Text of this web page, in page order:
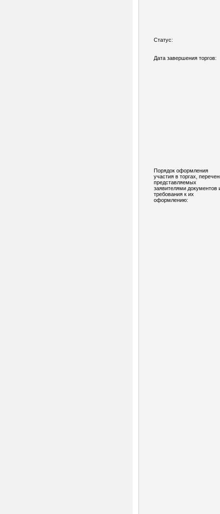
Статус:
Дата завершения торгов:
Порядок оформления
участия в торгах,
представляемых
заявителями документов
требования к их
оформлению: